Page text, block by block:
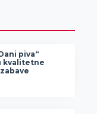
piva“
kvalitetne